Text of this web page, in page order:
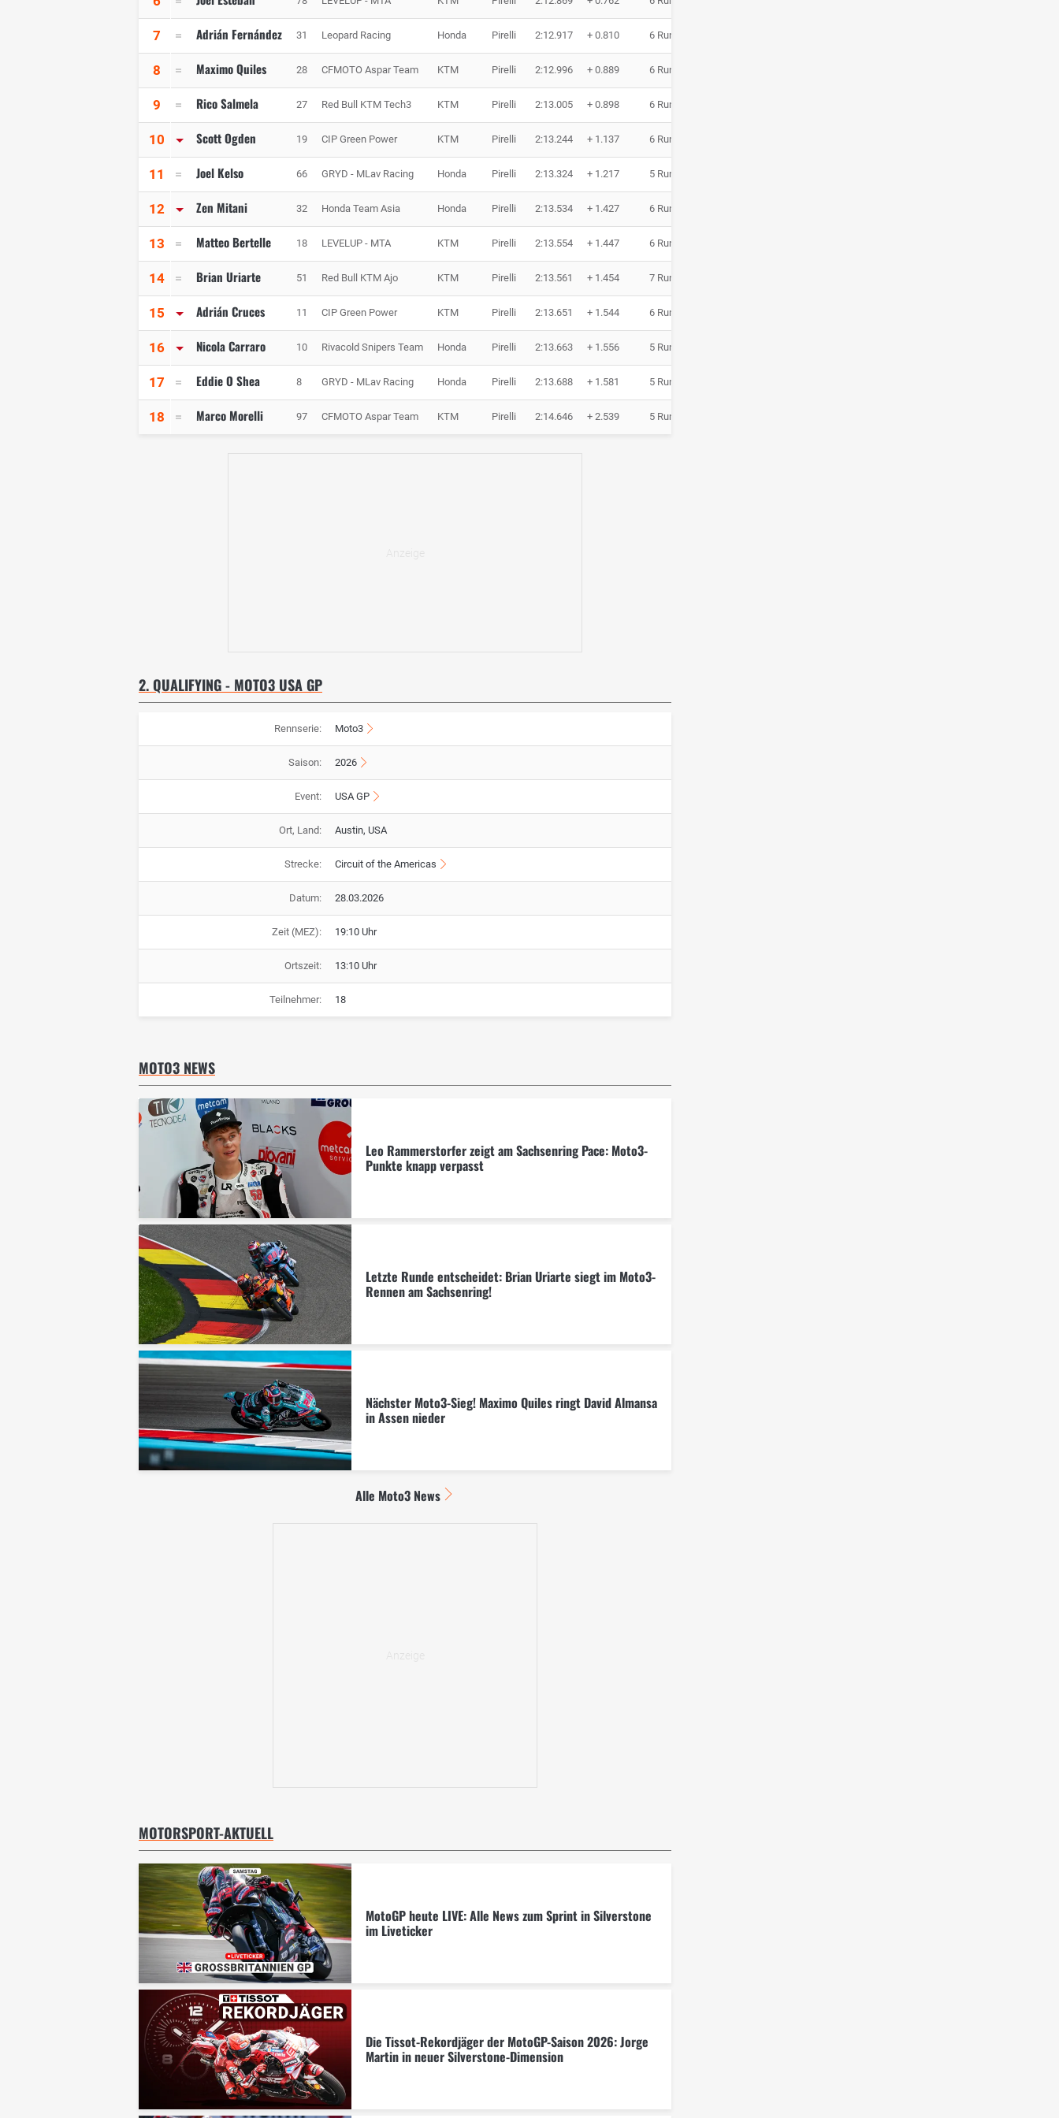
7 Adrián Fernández 31 Leopard Racing Honda Pirelli 2:12.917 + 0.810 6 Runden
8 Maximo Quiles 28 CFMOTO Aspar Team KTM Pirelli 2:12.996 + 0.889 6 Runden
9 Rico Salmela 27 Red Bull KTM Tech3 KTM Pirelli 2:13.005 + 0.898 6 Runden
10 Scott Ogden 19 CIP Green Power KTM Pirelli 2:13.244 + 1.137 6 Runden
11 Joel Kelso 66 GRYD - MLav Racing Honda Pirelli 2:13.324 + 1.217 5 Runden
12 Zen Mitani 32 Honda Team Asia Honda Pirelli 2:13.534 + 1.427 6 Runden
13 Matteo Bertelle 18 LEVELUP - MTA KTM Pirelli 2:13.554 + 1.447 6 Runden
14 Brian Uriarte 51 Red Bull KTM Ajo KTM Pirelli 2:13.561 + 1.454 7 Runden
15 Adrián Cruces 11 CIP Green Power KTM Pirelli 2:13.651 + 1.544 6 Runden
16 Nicola Carraro 10 Rivacold Snipers Team Honda Pirelli 2:13.663 + 1.556 5 Runden
17 Eddie O Shea 8 GRYD - MLav Racing Honda Pirelli 2:13.688 + 1.581 5 Runden
18 Marco Morelli 97 CFMOTO Aspar Team KTM Pirelli 2:14.646 + 2.539 5 Runden
2. QUALIFYING - MOTO3 USA GP
Rennserie: Moto3
Saison: 2026
Event: USA GP
Ort, Land: Austin, USA
Strecke: Circuit of the Americas
Datum: 28.03.2026
Zeit (MEZ): 19:10 Uhr
Ortszeit: 13:10 Uhr
Teilnehmer: 18
MOTO3 NEWS
Leo Rammerstorfer zeigt am Sachsenring Pace: Moto3-
Punkte knapp verpasst
Letzte Runde entscheidet: Brian Uriarte siegt im Moto3-
Rennen am Sachsenring!
Nächster Moto3-Sieg! Maximo Quiles ringt David Almansa
in Assen nieder
Alle Moto3 News
MOTORSPORT-AKTUELL
MotoGP heute LIVE: Alle News zum Sprint in Silverstone
im Liveticker
Die Tissot-Rekordjäger der MotoGP-Saison 2026: Jorge
Martin in neuer Silverstone-Dimension